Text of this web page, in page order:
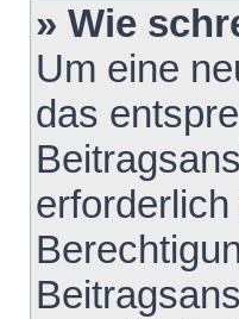
» Wie
Um eine
das